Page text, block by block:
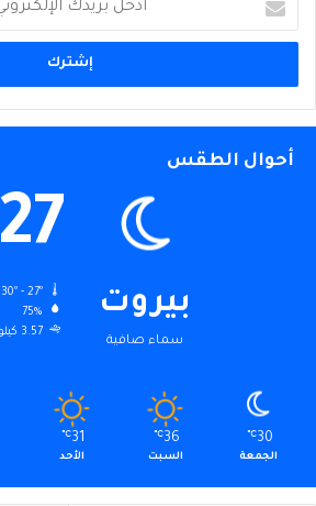
بريدك
الإلكتروني
أحوال الطقس
بيروت
سماء صافية
27
75%
3.57 كيلومتر/ساعة
30
℃
الجمعة
36
℃
السبت
31
℃
الأحد